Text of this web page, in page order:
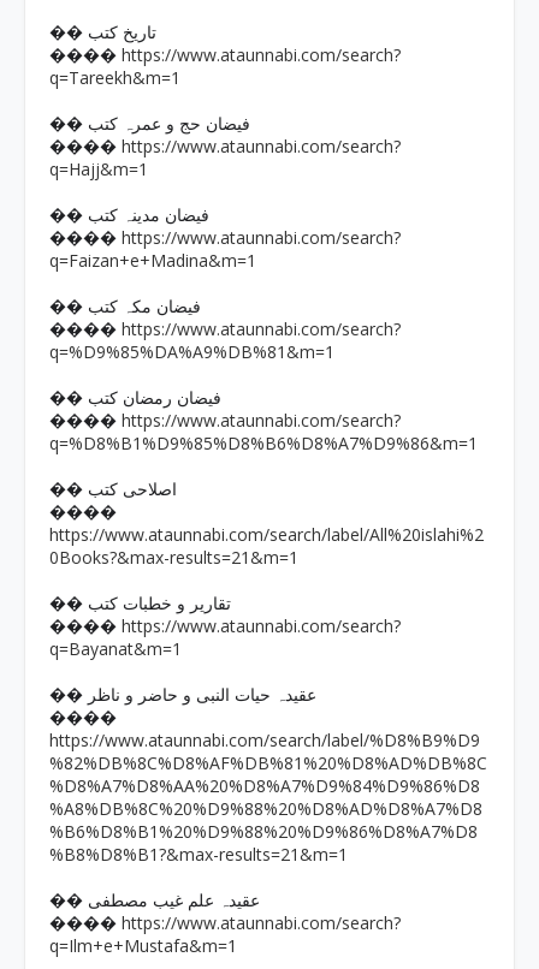
�� تاریخ کتب
���� https://www.ataunnabi.com/search?
q=Tareekh&m=1
�� فیضان حج و عمرہ کتب
���� https://www.ataunnabi.com/search?
q=Hajj&m=1
�� فیضان مدینہ کتب
���� https://www.ataunnabi.com/search?
q=Faizan+e+Madina&m=1
�� فیضان مکہ کتب
���� https://www.ataunnabi.com/search?
q=%D9%85%DA%A9%DB%81&m=1
�� فیضان رمضان کتب
���� https://www.ataunnabi.com/search?
q=%D8%B1%D9%85%D8%B6%D8%A7%D9%86&m=1
�� اصلاحی کتب
����
https://www.ataunnabi.com/search/label/All%20islahi%2
0Books?&max-results=21&m=1
�� تقاریر و خطبات کتب
���� https://www.ataunnabi.com/search?
q=Bayanat&m=1
�� عقیدہ حیات النبی و حاضر و ناظر
����
https://www.ataunnabi.com/search/label/%D8%B9%D9
%82%DB%8C%D8%AF%DB%81%20%D8%AD%DB%8C
%D8%A7%D8%AA%20%D8%A7%D9%84%D9%86%D8
%A8%DB%8C%20%D9%88%20%D8%AD%D8%A7%D8
%B6%D8%B1%20%D9%88%20%D9%86%D8%A7%D8
%B8%D8%B1?&max-results=21&m=1
�� عقیدہ علم غیب مصطفی
���� https://www.ataunnabi.com/search?
q=Ilm+e+Mustafa&m=1